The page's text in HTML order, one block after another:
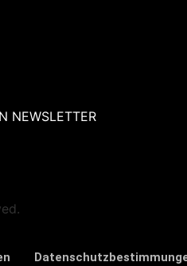
NEWSLETTER